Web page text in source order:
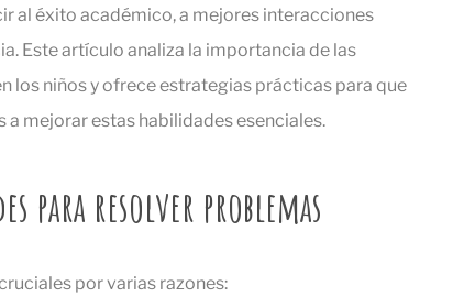
al éxito académico, a mejores interacciones
Este artículo analiza la importancia de las
los niños y ofrece estrategias prácticas para que
a mejorar estas habilidades esenciales.
para resolver problemas
por varias razones: